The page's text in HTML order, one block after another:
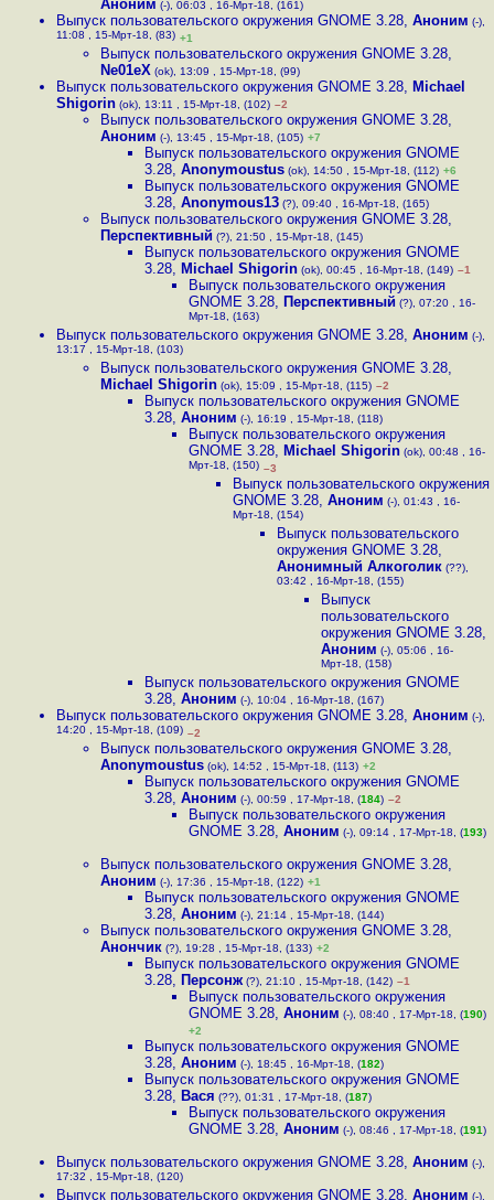
Аноним (-), 06:03 , 16-Мрт-18, (161)
Выпуск пользовательского окружения GNOME 3.28, Аноним (-),
11:08 , 15-Мрт-18, (83) +1
Выпуск пользовательского окружения GNOME 3.28,
Ne01eX (ok), 13:09 , 15-Мрт-18, (99)
Выпуск пользовательского окружения GNOME 3.28, Michael
Shigorin (ok), 13:11 , 15-Мрт-18, (102) –2
Выпуск пользовательского окружения GNOME 3.28,
Аноним (-), 13:45 , 15-Мрт-18, (105) +7
Выпуск пользовательского окружения GNOME
3.28, Anonymoustus (ok), 14:50 , 15-Мрт-18, (112) +6
Выпуск пользовательского окружения GNOME
3.28, Anonymous13 (?), 09:40 , 16-Мрт-18, (165)
Выпуск пользовательского окружения GNOME 3.28,
Перспективный (?), 21:50 , 15-Мрт-18, (145)
Выпуск пользовательского окружения GNOME
3.28, Michael Shigorin (ok), 00:45 , 16-Мрт-18, (149) –1
Выпуск пользовательского окружения
GNOME 3.28, Перспективный (?), 07:20 , 16-
Мрт-18, (163)
Выпуск пользовательского окружения GNOME 3.28, Аноним (-),
13:17 , 15-Мрт-18, (103)
Выпуск пользовательского окружения GNOME 3.28,
Michael Shigorin (ok), 15:09 , 15-Мрт-18, (115) –2
Выпуск пользовательского окружения GNOME
3.28, Аноним (-), 16:19 , 15-Мрт-18, (118)
Выпуск пользовательского окружения
GNOME 3.28, Michael Shigorin (ok), 00:48 , 16-
Мрт-18, (150) –3
Выпуск пользовательского окружения
GNOME 3.28, Аноним (-), 01:43 , 16-
Мрт-18, (154)
Выпуск пользовательского
окружения GNOME 3.28,
Анонимный Алкоголик (??),
03:42 , 16-Мрт-18, (155)
Выпуск
пользовательского
окружения GNOME 3.28,
Аноним (-), 05:06 , 16-
Мрт-18, (158)
Выпуск пользовательского окружения GNOME
3.28, Аноним (-), 10:04 , 16-Мрт-18, (167)
Выпуск пользовательского окружения GNOME 3.28, Аноним (-),
14:20 , 15-Мрт-18, (109) –2
Выпуск пользовательского окружения GNOME 3.28,
Anonymoustus (ok), 14:52 , 15-Мрт-18, (113) +2
Выпуск пользовательского окружения GNOME
3.28, Аноним (-), 00:59 , 17-Мрт-18, (184) –2
Выпуск пользовательского окружения
GNOME 3.28, Аноним (-), 09:14 , 17-Мрт-18, (193)
Выпуск пользовательского окружения GNOME 3.28,
Аноним (-), 17:36 , 15-Мрт-18, (122) +1
Выпуск пользовательского окружения GNOME
3.28, Аноним (-), 21:14 , 15-Мрт-18, (144)
Выпуск пользовательского окружения GNOME 3.28,
Анончик (?), 19:28 , 15-Мрт-18, (133) +2
Выпуск пользовательского окружения GNOME
3.28, Персонж (?), 21:10 , 15-Мрт-18, (142) –1
Выпуск пользовательского окружения
GNOME 3.28, Аноним (-), 08:40 , 17-Мрт-18, (190)
+2
Выпуск пользовательского окружения GNOME
3.28, Аноним (-), 18:45 , 16-Мрт-18, (182)
Выпуск пользовательского окружения GNOME
3.28, Вася (??), 01:31 , 17-Мрт-18, (187)
Выпуск пользовательского окружения
GNOME 3.28, Аноним (-), 08:46 , 17-Мрт-18, (191)
Выпуск пользовательского окружения GNOME 3.28, Аноним (-),
17:32 , 15-Мрт-18, (120)
Выпуск пользовательского окружения GNOME 3.28, Аноним (-),